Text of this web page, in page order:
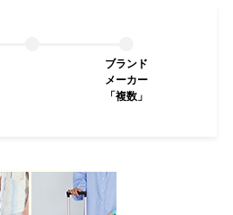
ブランド
メーカー
「複数」